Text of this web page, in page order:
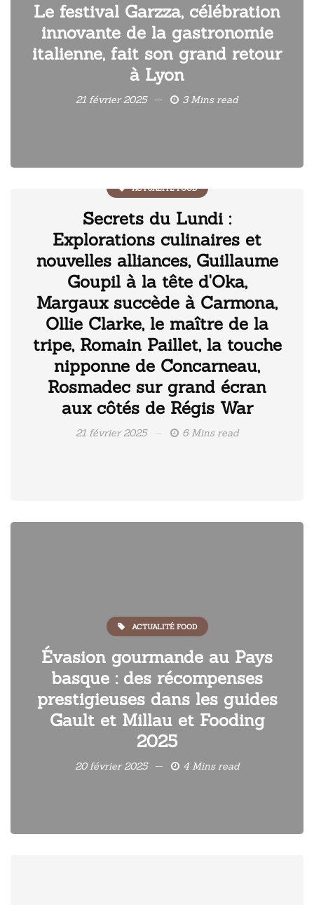
Le festival Garzza, célébration
innovante de la gastronomie
italienne, fait son grand retour
à Lyon
21 février 2025 3 Mins read
ACTUALITÉ FOOD
Secrets du Lundi :
Explorations culinaires et
nouvelles alliances, Guillaume
Goupil à la tête d'Oka,
Margaux succède à Carmona,
Ollie Clarke, le maître de la
tripe, Romain Paillet, la touche
nipponne de Concarneau,
Rosmadec sur grand écran
aux côtés de Régis War
21 février 2025 6 Mins read
ACTUALITÉ FOOD
Évasion gourmande au Pays
basque : des récompenses
prestigieuses dans les guides
Gault et Millau et Fooding
2025
20 février 2025 4 Mins read